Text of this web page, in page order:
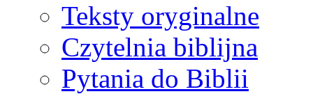
Teksty oryginalne
Czytelnia biblijna
Pytania do Biblii